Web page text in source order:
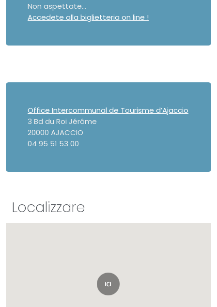
Non aspettate...
Accedete alla biglietteria on line !
Office Intercommunal de Tourisme d’Ajaccio
3 Bd du Roi Jérôme
20000 AJACCIO
04 95 51 53 00
Localizzare